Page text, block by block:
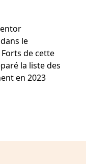
le
de cette
la liste des
en 2023